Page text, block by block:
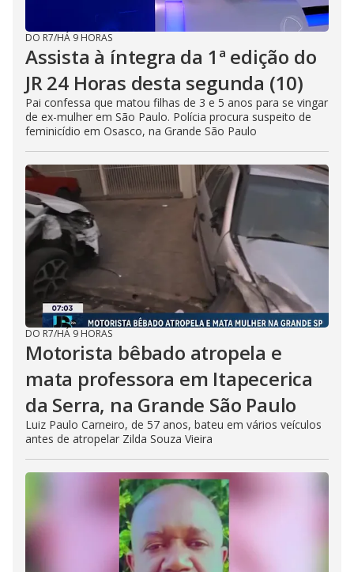
DO R7/HÁ 9 HORAS
Assista à íntegra da 1ª edição do
JR 24 Horas desta segunda (10)
Pai confessa que matou filhas de 3 e 5 anos para se vingar
de ex-mulher em São Paulo. Polícia procura suspeito de
feminicídio em Osasco, na Grande São Paulo
DO R7/HÁ 9 HORAS
Motorista bêbado atropela e
mata professora em Itapecerica
da Serra, na Grande São Paulo
Luiz Paulo Carneiro, de 57 anos, bateu em vários veículos
antes de atropelar Zilda Souza Vieira